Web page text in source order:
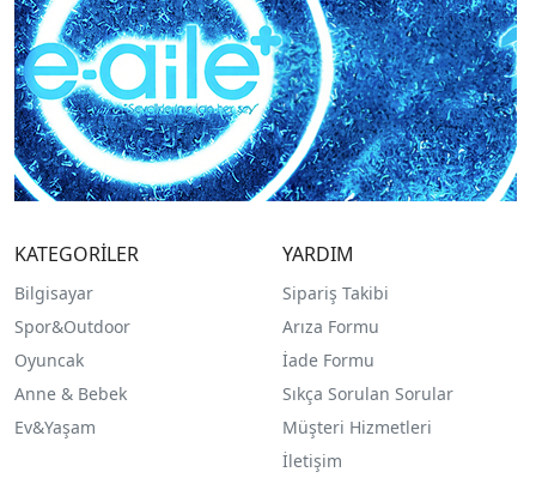
KATEGORİLER
Bilgisayar
Spor&Outdoor
Oyuncak
Anne & Bebek
Ev&Yaşam
YARDIM
Sipariş Takibi
Arıza Formu
İade Formu
Sıkça Sorulan Sorular
Müşteri Hizmetleri
İletişim